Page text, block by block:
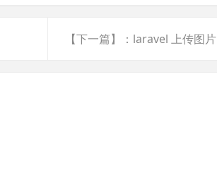
【下一篇】：laravel 上传图片